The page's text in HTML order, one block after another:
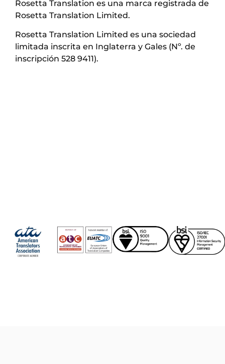
Rosetta Translation es una marca registrada de
Rosetta Translation Limited.
Rosetta Translation Limited es una sociedad
limitada inscrita en Inglaterra y Gales (Nº. de
inscripción 528 9411).